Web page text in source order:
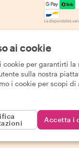
La disponibilità
| Informativa sulla privacy
ai cookie
cookie per garantirti la
sulla nostra
i cookie per scopi di
Accetta i